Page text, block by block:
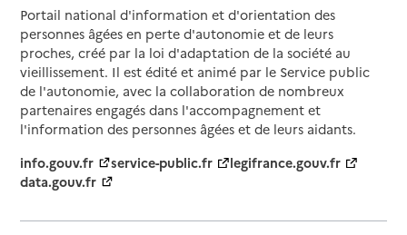
Portail national d'information et d'orientation des
personnes âgées en perte d'autonomie et de leurs
proches, créé par la loi d'adaptation de la société au
vieillissement. Il est édité et animé par le Service public
de l'autonomie, avec la collaboration de nombreux
partenaires engagés dans l'accompagnement et
l'information des personnes âgées et de leurs aidants.
info.gouv.fr
service-public.fr
legifrance.gouv.fr
data.gouv.fr